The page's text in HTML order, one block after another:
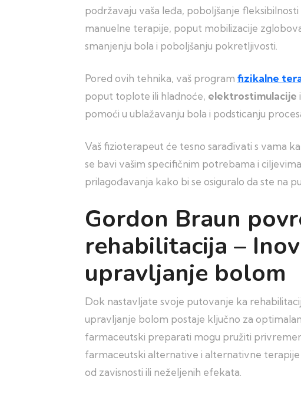
podržavaju vaša leđa, poboljšanje
manuelne terapije, poput mobilizacije
smanjenju bola i poboljšanju pokretljivosti.
Pored ovih tehnika, vaš program fizikalne
poput toplote ili hladnoće, elektrostimulacije
pomoći u ublažavanju bola i podsticanju
Vaš fizioterapeut će tesno sarađivati s vama
se bavi vašim specifičnim potrebama i
prilagođavanja kako bi se osiguralo da ste na
Gordon Braun
rehabilitacija –
upravljanje bolom
Dok nastavljate svoje putovanje ka
upravljanje bolom postaje ključno za
farmaceutski preparati mogu pružiti
farmaceutski alternative i alternativne
od zavisnosti ili neželjenih efekata.